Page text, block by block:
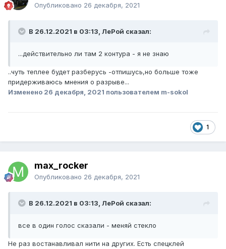
Опубликовано 26 декабря, 2021
В 26.12.2021 в 03:13, ЛеРой сказал:
...действительно ли там 2 контура - я не знаю
..чуть теплее будет разберусь -отпишусь,но больше тоже
придерживаюсь мнения о разрыве...
Изменено 26 декабря, 2021 пользователем m-sokol
1
max_rocker
Опубликовано 26 декабря, 2021
В 26.12.2021 в 03:13, ЛеРой сказал:
все в один голос сказали - меняй стекло
Не раз востанавливал нити на других. Есть спецклей